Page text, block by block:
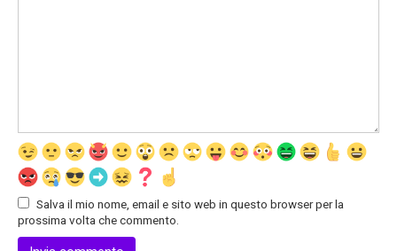
Salva il mio nome, email e sito web in questo browser per la
prossima volta che commento.